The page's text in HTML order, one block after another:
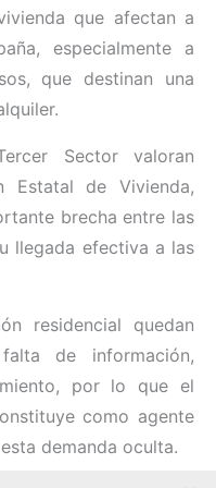
que afectan a
especialmente a
que destinan una
Sectorvaloran
Estatal de Vivienda,
brecha entre las
llegada efectiva a las
residencial quedan
de información,
por lo que el
como agente
demanda oculta.